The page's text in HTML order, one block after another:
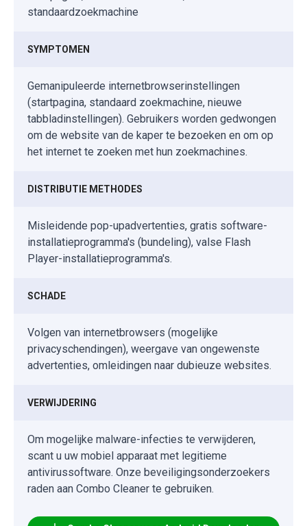
standaardzoekmachine
SYMPTOMEN
Gemanipuleerde internetbrowserinstellingen
(startpagina, standaard zoekmachine, nieuwe
tabbladinstellingen). Gebruikers worden gedwongen
om de website van de kaper te bezoeken en om op
het internet te zoeken met hun zoekmachines.
DISTRIBUTIE METHODES
Misleidende pop-upadvertenties, gratis software-
installatieprogramma's (bundeling), valse Flash
Player-installatieprogramma's.
SCHADE
Volgen van internetbrowsers (mogelijke
privacyschendingen), weergave van ongewenste
advertenties, omleidingen naar dubieuze websites.
VERWIJDERING
Om mogelijke malware-infecties te verwijderen,
scant u uw mobiel apparaat met legitieme
antivirussoftware. Onze beveiligingsonderzoekers
raden aan Combo Cleaner te gebruiken.